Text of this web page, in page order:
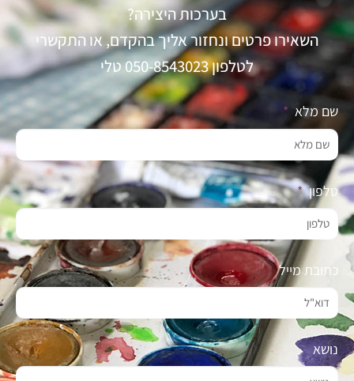
בערכות היצירה?
השאירו פרטים ונחזור אליך בהקדם, או התקשרי
לטלפון 050-8543023 טלי
שם מלא
טלפון
כתובת מייל
נושא